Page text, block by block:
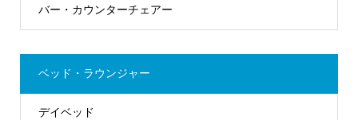
バー・カウンターチェアー
ベッド・ラウンジャー
デイベッド